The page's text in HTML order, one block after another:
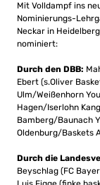
Mit Volldampf ins
Nominierungs-
Neckar in
nominiert:
Durch den DBB:
Ebert (s.Oliver
Ulm/Weißenhorn
Hagen/Iserlohn
Bamberg/Baunach
Oldenburg/Baskets
Durch die
Beyschlag (FC